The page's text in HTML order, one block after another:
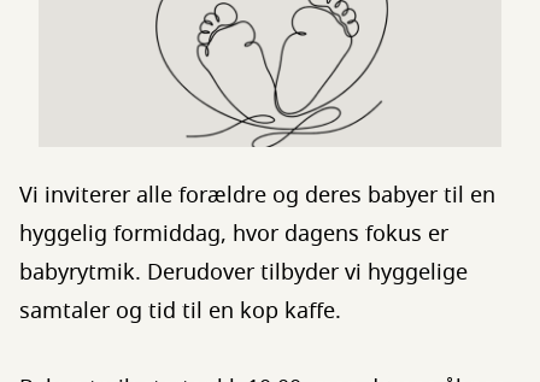
Vi inviterer alle forældre og deres babyer til en
hyggelig formiddag, hvor dagens fokus er
babyrytmik. Derudover tilbyder vi hyggelige
samtaler og tid til en kop kaffe.